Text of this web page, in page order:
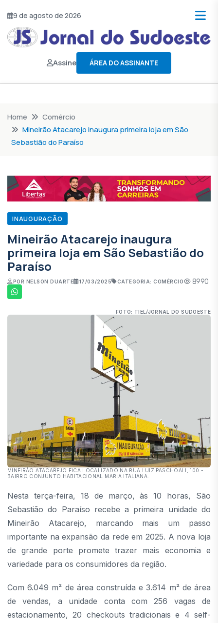
9 de agosto de 2026
Assine ÁREA DO ASSINANTE
Home
Comércio
Mineirão Atacarejo inaugura primeira loja em São
Sebastião do Paraíso
INAUGURAÇÃO
Mineirão Atacarejo inaugura
primeira loja em São Sebastião do
Paraíso
POR NELSON DUARTE 17/03/2025 CATEGORIA: COMÉRCIO 8990
FOTO: TIEL/JORNAL DO SUDOESTE
MINEIRÃO ATACAREJO FICA LOCALIZADO NA RUA LUIZ PASCHOALI, 100 -
BAIRRO CONJUNTO HABITACIONAL MARIA ITALIANA.
Nesta terça-feira, 18 de março, às 10 horas, São
Sebastião do Paraíso recebe a primeira unidade do
Mineirão Atacarejo, marcando mais um passo
importante na expansão da rede em 2025. A nova loja
de grande porte promete trazer mais economia e
variedade para os consumidores da região.
Com 6.049 m² de área construída e 3.614 m² de área
de vendas, a unidade conta com 256 vagas de
estacionamento, 20 checkouts tradicionais e 4 self-